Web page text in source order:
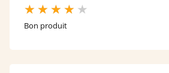
Bon produit